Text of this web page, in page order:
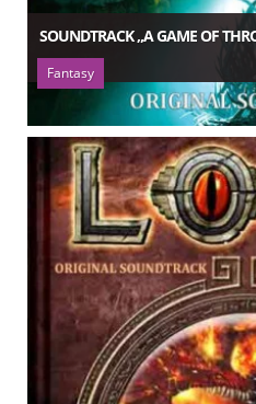
SOUNDTRACK „A GAME OF
Fantasy